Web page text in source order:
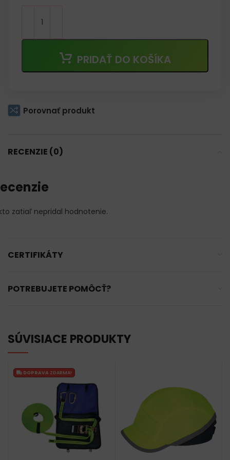
PRIDAŤ DO KOŠÍKA
Porovnať produkt
RECENZIE (0)
zatiaľ nepridal hodnotenie.
CERTIFIKÁTY
POTREBUJETE POMÔCŤ?
SÚVISIACE PRODUKTY
DOPRAVA ZDARMA!